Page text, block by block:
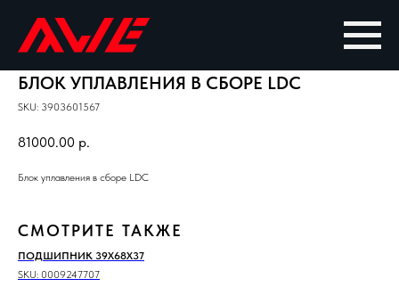
БЛОК УПЛАВЛЕНИЯ В СБОРЕ LDC
SKU: 3903601567
81000.00 р.
Блок уплавления в сборе LDC
СМОТРИТЕ ТАКЖЕ
ПОДШИПНИК 39X68X37
SKU: 0009247707